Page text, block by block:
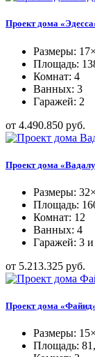
Проект дома
Размеры:
Площадь:
Комнат: 4
Ванных: 3
Гаражей: 2
от 4.490.850 руб.
Проект дома
Размеры:
Площадь:
Комнат: 12
Ванных: 4
Гаражей: 3 и
от 5.213.325 руб.
Проект дома
Размеры:
Площадь: